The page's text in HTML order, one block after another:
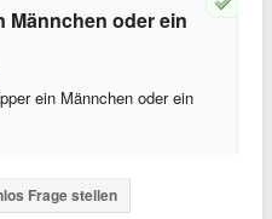
Männchen oder ein
ein Männchen oder ein
Frage stellen